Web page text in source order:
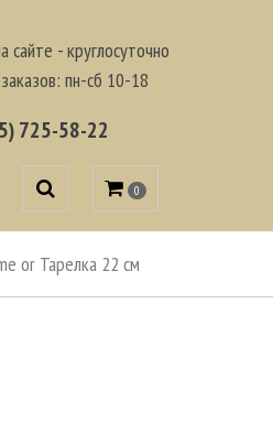
сайте - круглосуточно
пн-сб 10-18
725-58-22
0
or Тарелка 22 см